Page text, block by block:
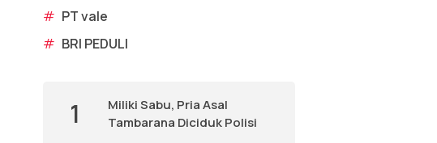
# PT vale
# BRI PEDULI
1
Miliki Sabu, Pria Asal
Tambarana Diciduk Polisi